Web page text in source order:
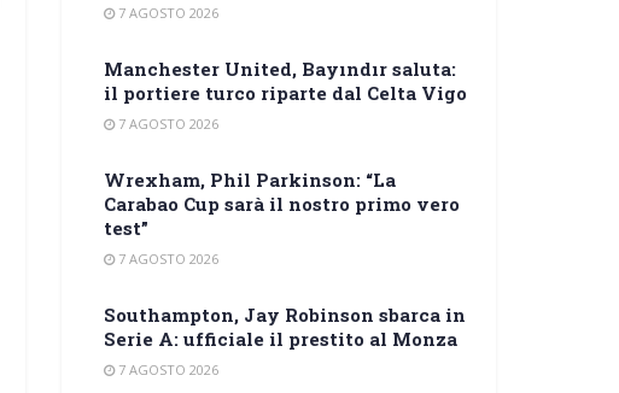
7 AGOSTO 2026
Manchester United, Bayındır saluta:
il portiere turco riparte dal Celta Vigo
7 AGOSTO 2026
Wrexham, Phil Parkinson: “La
Carabao Cup sarà il nostro primo vero
test”
7 AGOSTO 2026
Southampton, Jay Robinson sbarca in
Serie A: ufficiale il prestito al Monza
7 AGOSTO 2026